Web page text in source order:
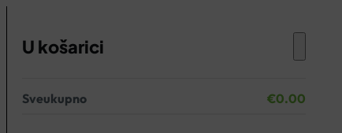
U košarici
Nema proizvoda u košarici.
Sveukupno €0.00